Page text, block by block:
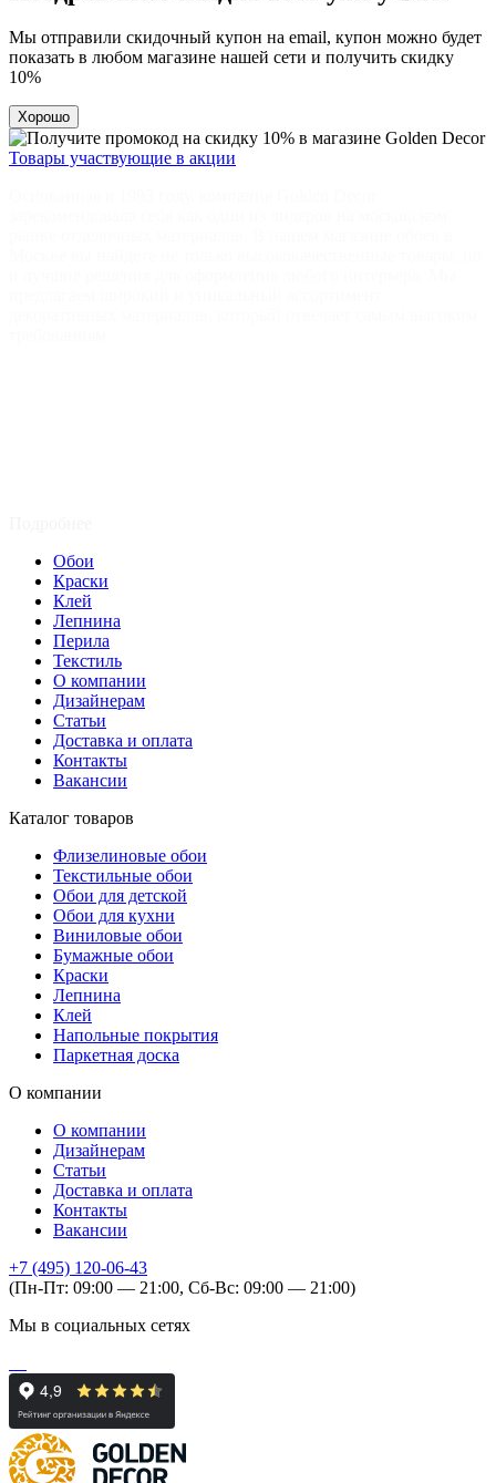
Мы отправили скидочный купон на email, купон можно будет
показать в любом магазине нашей сети и получить скидку
10%
Хорошо
Товары участвующие в акции
Обои
Краски
Клей
Лепнина
Перила
Текстиль
О компании
Дизайнерам
Статьи
Доставка и оплата
Контакты
Вакансии
Каталог товаров
Флизелиновые обои
Текстильные обои
Обои для детской
Обои для кухни
Виниловые обои
Бумажные обои
Краски
Лепнина
Клей
Напольные покрытия
Паркетная доска
О компании
О компании
Дизайнерам
Статьи
Доставка и оплата
Контакты
Вакансии
+7 (495) 120-06-43
(Пн-Пт: 09:00 — 21:00, Сб-Вс: 09:00 — 21:00)
Мы в социальных сетях